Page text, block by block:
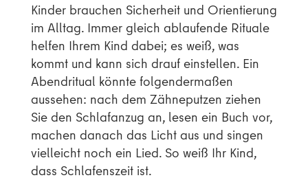
Kinder brauchen Sicherheit und Orientierung
im Alltag. Immer gleich ablaufende Rituale
helfen Ihrem Kind dabei; es weiß, was
kommt und kann sich drauf einstellen. Ein
Abendritual könnte folgendermaßen
aussehen: nach dem Zähneputzen ziehen
Sie den Schlafanzug an, lesen ein Buch vor,
machen danach das Licht aus und singen
vielleicht noch ein Lied. So weiß Ihr Kind,
dass Schlafenszeit ist.